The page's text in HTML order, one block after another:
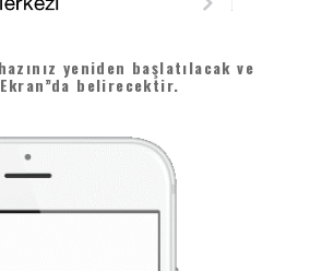
yeniden başlatılacak ve
belirecektir.